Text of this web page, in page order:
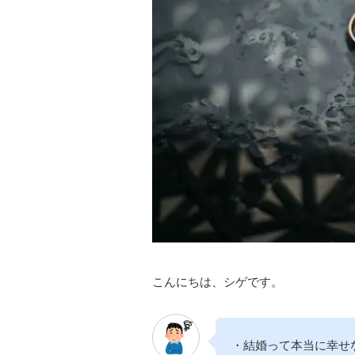
こんにちは、シゲです。
・結婚って本当に幸せ